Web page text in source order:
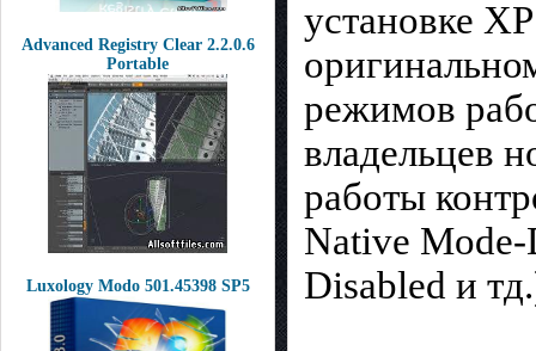
Advanced Registry Clear 2.2.0.6
Portable
Luxology Modo 501.45398 SP5
установке
режимов
владельцев
работы
Native
Disabled и